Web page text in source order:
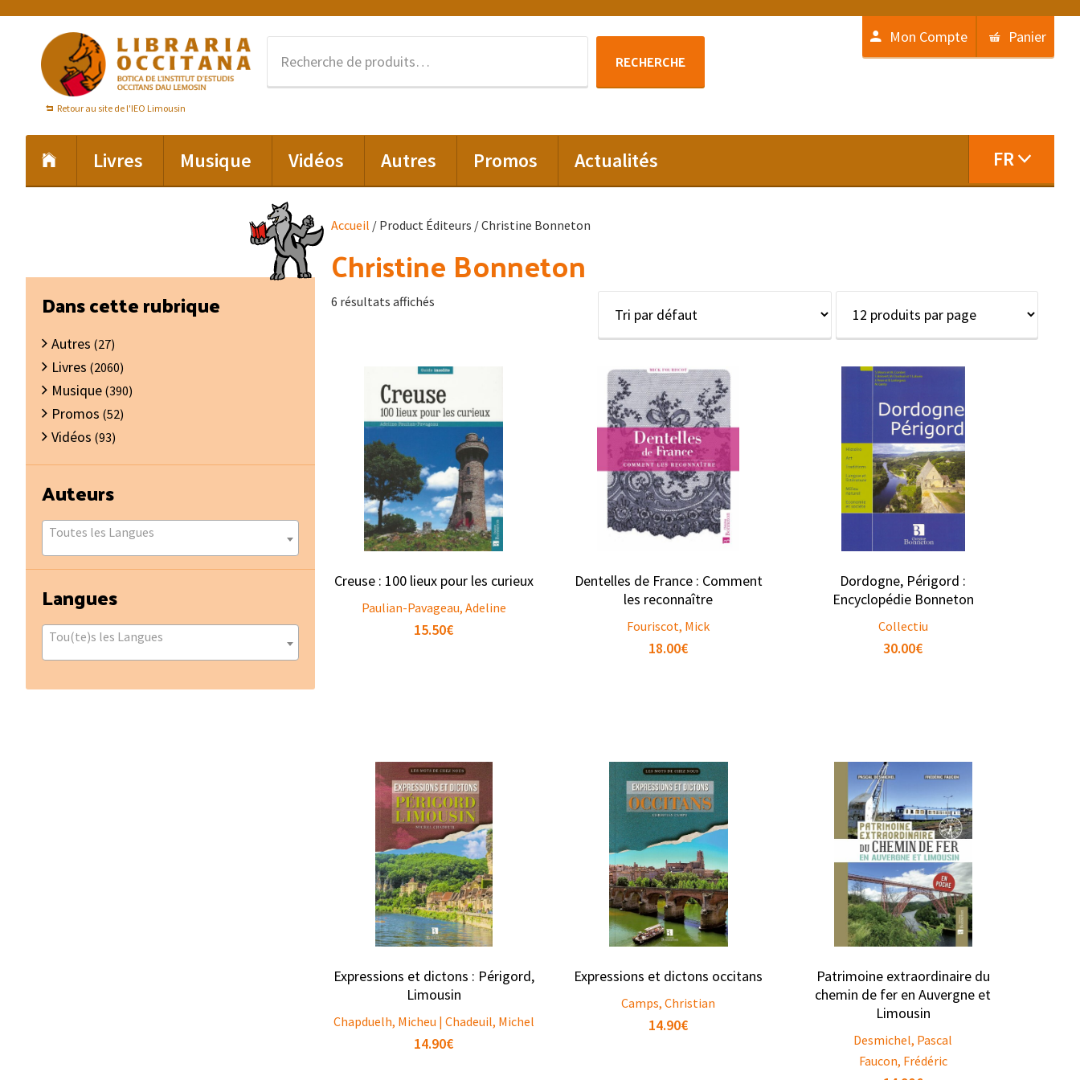
navigation
principale
contenu
principal
Retour au site de l'IEO Limousin
RECHERCHE
Mon Compte Panier
Livres Musique Vidéos Autres Promos Actualités FR
Accueil / Product Éditeurs / Christine Bonneton
Christine Bonneton
6 résultats affichés
Creuse : 100 lieux pour les curieux
Paulian-Pavageau, Adeline
15.50€
Dentelles de France : Comment
les reconnaître
Fouriscot, Mick
18.00€
Dordogne, Périgord :
Encyclopédie Bonneton
Collectiu
30.00€
Expressions et dictons : Périgord,
Limousin
Chapduelh, Micheu | Chadeuil, Michel
14.90€
Expressions et dictons occitans
Camps, Christian
14.90€
Patrimoine extraordinaire du
chemin de fer en Auvergne et
Limousin
Desmichel, Pascal
Faucon, Frédéric
Barre
latérale
principale
Dans cette rubrique
Autres (27)
Livres (2060)
Musique (390)
Promos (52)
Vidéos (93)
Auteurs
Toutes les Langues
Langues
Tou(te)s les Langues